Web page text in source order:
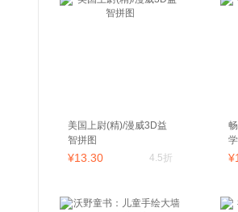
美国上尉(精)/漫威3D益
智拼图
¥13 .30 4.5折 ¥